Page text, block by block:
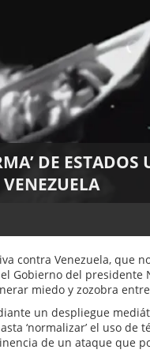
DE ESTADOS
contra Venezuela, que
Gobierno del
miedo y zozobra
un despliegue
‘normalizar’ el uso de
de un ataque que